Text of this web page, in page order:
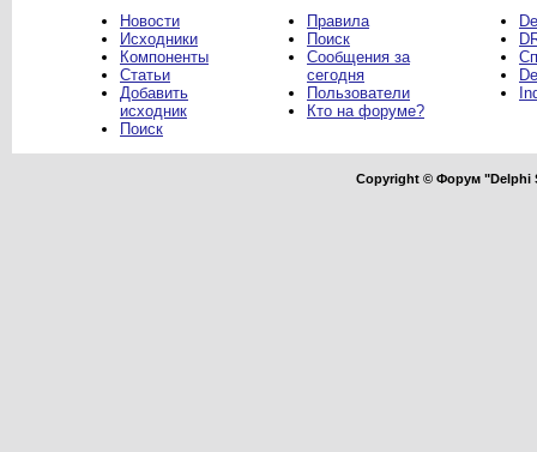
Новости
Исходники
Компоненты
Статьи
Добавить
исходник
Поиск
Правила
Поиск
Сообщения за
сегодня
Пользователи
Кто на форуме?
Copyright © Форум "Delphi